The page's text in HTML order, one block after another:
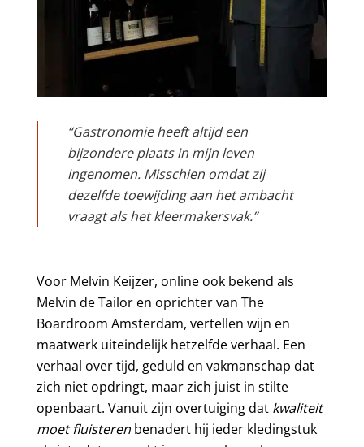
“Gastronomie heeft altijd een
bijzondere plaats in mijn leven
ingenomen. Misschien omdat zij
dezelfde toewijding aan het ambacht
vraagt als het kleermakersvak.”
Voor Melvin Keijzer, online ook bekend als
Melvin de Tailor en oprichter van The
Boardroom Amsterdam, vertellen wijn en
maatwerk uiteindelijk hetzelfde verhaal. Een
verhaal over tijd, geduld en vakmanschap dat
zich niet opdringt, maar zich juist in stilte
openbaart. Vanuit zijn overtuiging dat kwaliteit
moet fluisteren benadert hij ieder kledingstuk